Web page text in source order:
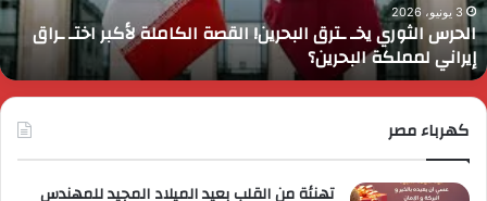
التضامن
الاجتماعي
إلى
عضوية
المجموعة
الوزارية
3 يونيو، 2026
رئيس الوزراء يقرر ضم مايا مرسي وزيرة التضامن الاجتماعي إلى
عضوية المجموعة الوزارية لريادة الأعمال
كهرباء مصر
تهنئة من القلب بعيد الميلاد المجيد للمهندس